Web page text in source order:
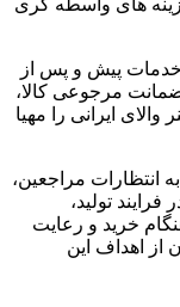
خدمات پیش و پس از
مرجوعی کالا،
ایرانی را مهیا
انتظارات مراجعین،
تولید،
خرید و رعایت
از اهداف این